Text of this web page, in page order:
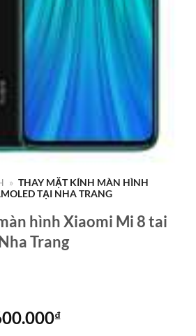
» THAY MẶT KÍNH MÀN HÌNH
TẠI NHA TRANG
hình Xiaomi Mi 8 tai
Trang
₫Khoảng